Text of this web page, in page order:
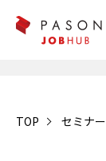
TOP セミナー